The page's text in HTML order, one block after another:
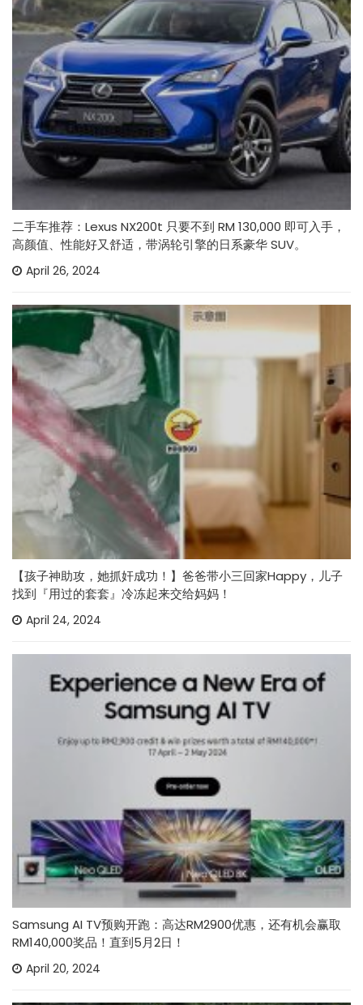
二手车推荐：Lexus NX200t 只要不到 RM 130,000 即可入手，
高颜值、性能好又舒适，带涡轮引擎的日系豪华 SUV。
April 26, 2024
【孩子神助攻，她抓奸成功！】爸爸带小三回家Happy，儿子
找到『用过的套套』冷冻起来交给妈妈！
April 24, 2024
Samsung AI TV预购开跑：高达RM2900优惠，还有机会赢取
RM140,000奖品！直到5月2日！
April 20, 2024